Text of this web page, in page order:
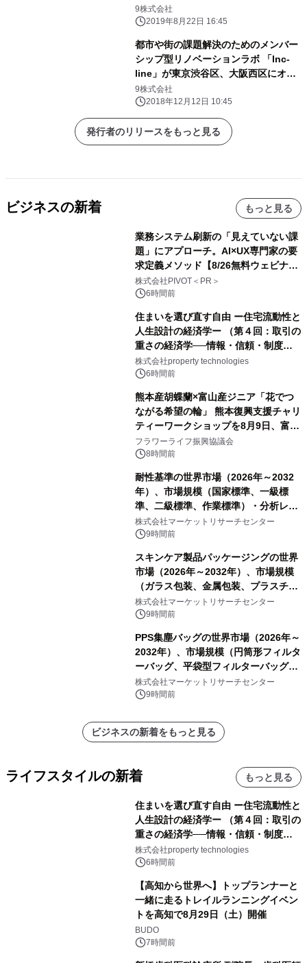
ハウスを8月28日・29日開催
9株式会社
2019年8月22日 16:45
都市や街の課題解決のためのメンバー
シップ型リノベーションラボ 「Inc-
line」が東京渋谷区、大阪西区にオー
プン！
9株式会社
2018年12月12日 10:45
発行者のリリースをもっと見る
ビジネスの新着 もっと見る
業務システム刷新の「見えていない課
題」にアプローチ。AI×UX専門家の要
求定義メソッド【8/26無料ウェビナ
ー】株式会社PIVOT
株式会社PIVOT＜PR＞
6時間前
住まいを選び直す自由 ー住宅流動性と
人生設計の経済学ー （第４回：取引の
重さの経済学──情報・信頼・制度を
PropTechはどう組み替えるか）｜
PropTech-Lab
株式会社property technologies
6時間前
熊本産胡蝶蘭×富山産ジニア「花でつ
ながる希望の輪」 熊本復興支援チャリ
ティーワークショップを8月9日、富
山・射水で開催
フラワーライフ振興協議会
8時間前
耐性基準の世界市場（2026年～2032
年）、市場規模（国家標準、一級標
準、二級標準、作業標準）・分析レポ
ートを発表
株式会社マーケットリサーチセンター
9時間前
スキンケア製品パッケージングの世界
市場（2026年～2032年）、市場規模
（ガラス包装、金属包装、プラスチッ
ク包装、その他）・分析レポートを発
表
株式会社マーケットリサーチセンター
9時間前
PPS集塵バッグの世界市場（2026年～
2032年）、市場規模（円筒形フィルタ
ーバッグ、平袋型フィルターバッグ、
プリーツフィルターバッグ、その
他）・分析レポートを発表
株式会社マーケットリサーチセンター
9時間前
ビジネスの新着をもっと見る
ライフスタイルの新着 もっと見る
住まいを選び直す自由 ー住宅流動性と
人生設計の経済学ー （第４回：取引の
重さの経済学──情報・信頼・制度を
PropTechはどう組み替えるか）｜
PropTech-Lab
株式会社property technologies
6時間前
【高知から世界へ】トップランナーと
一緒に走るトレイルランニングイベン
トを高知で8月29日（土）開催
BUDO
7時間前